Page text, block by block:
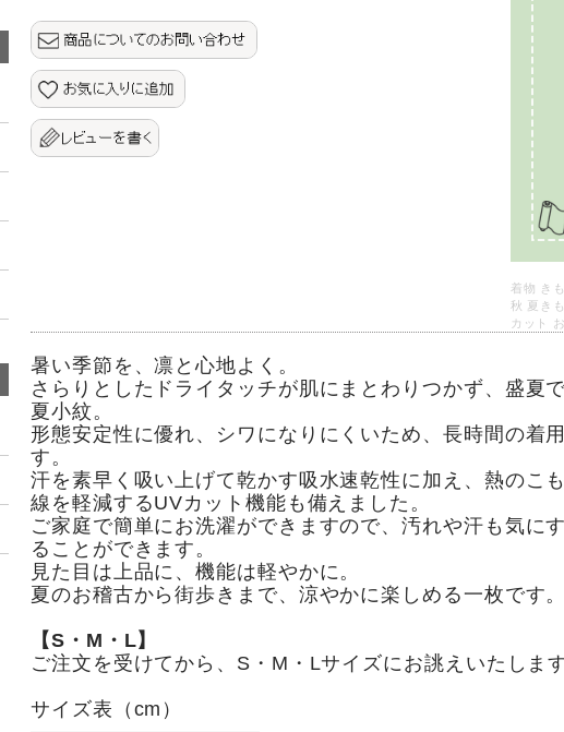
着物 き
秋 夏き
カット
暑い季節を、凛と心地よく。
さらりとしたドライタッチが肌にまとわりつかず、盛夏
夏小紋。
形態安定性に優れ、シワになりにくいため、長時間の着
す。
汗を素早く吸い上げて乾かす吸水速乾性に加え、熱のこ
線を軽減するUVカット機能も備えました。
ご家庭で簡単にお洗濯ができますので、汚れや汗も気に
ることができます。
見た目は上品に、機能は軽やかに。
夏のお稽古から街歩きまで、涼やかに楽しめる一枚です。
【S・M・L】
ご注文を受けてから、S・M・Lサイズにお誂えいたします
サイズ表（cm）